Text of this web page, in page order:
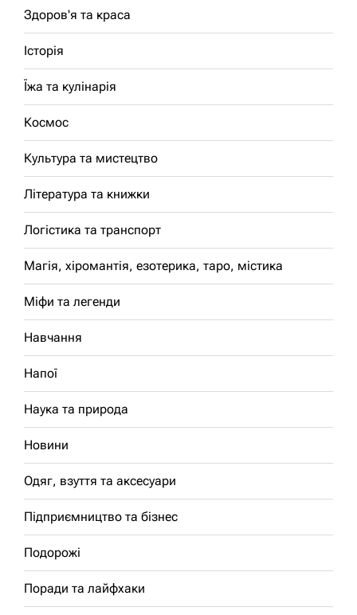
Здоров'я та краса
Історія
Їжа та кулінарія
Космос
Культура та мистецтво
Література та книжки
Логістика та транспорт
Магія, хіромантія, езотерика, таро, містика
Міфи та легенди
Навчання
Напої
Наука та природа
Новини
Одяг, взуття та аксесуари
Підприємництво та бізнес
Подорожі
Поради та лайфхаки